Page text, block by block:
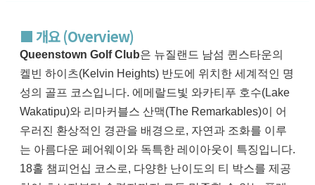
■ 개요 (Overview)
Queenstown Golf Club은 뉴질랜드 남섬 퀸스타운의
켈빈 하이츠(Kelvin Heights) 반도에 위치한 세계적인 명
성의 골프 코스입니다. 에메랄드빛 와카티푸 호수(Lake
Wakatipu)와 리마커블스 산맥(The Remarkables)이 어
우러진 환상적인 경관을 배경으로, 자연과 조화를 이루
는 아름다운 페어웨이와 독특한 레이아웃이 특징입니다.
18홀 챔피언십 코스로, 다양한 난이도의 티 박스를 제공